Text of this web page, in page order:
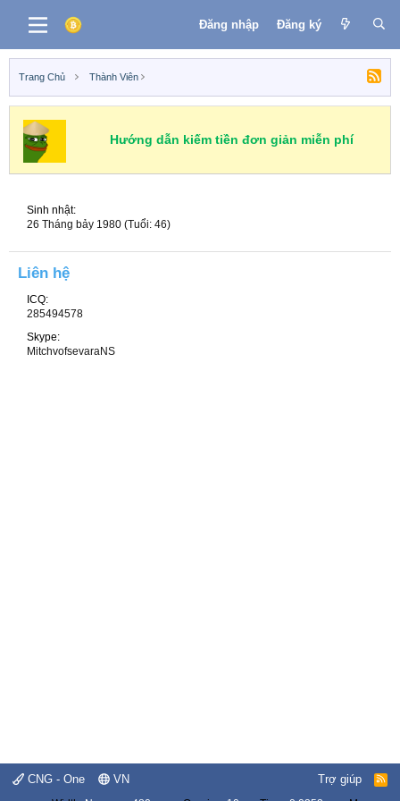
Đăng nhập Đăng ký
Trang Chủ Thành Viên
Hướng dẫn kiếm tiền đơn giản miễn phí
Sinh nhật
26 Tháng bảy 1980 (Tuổi: 46)
Liên hệ
ICQ
285494578
Skype
MitchvofsevaraNS
CNG - One VN Trợ giúp
R